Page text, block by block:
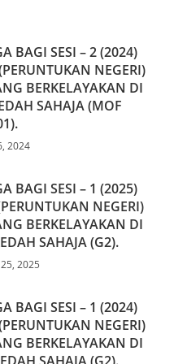
BAGI SESI – 2 (2024)
NEGERI)
BERKELAYAKAN DI
SAHAJA (MOF
2024
BAGI SESI – 1 (2025)
NEGERI)
BERKELAYAKAN DI
SAHAJA (G2).
2025
BAGI SESI – 1 (2024)
NEGERI)
BERKELAYAKAN DI